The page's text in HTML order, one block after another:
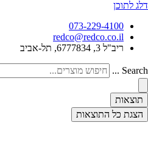
דלג לתוכן
073-229-4100
redco@redco.co.il
ריב"ל 3, 6777834, תל-אביב
Search ...
תוצאות
הצגת כל התוצאות